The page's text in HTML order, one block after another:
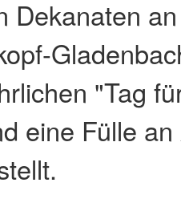
Dekanaten
"Tag
eine Fülle